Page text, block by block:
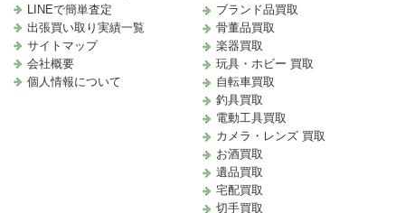
LINEで簡単査定
出張買い取り実績一覧
サイトマップ
会社概要
個人情報について
ブランド品買取
骨董品買取
楽器買取
玩具・ホビー 買取
自転車買取
釣具買取
電動工具買取
カメラ・レンズ 買取
お酒買取
遺品買取
宅配買取
切手買取